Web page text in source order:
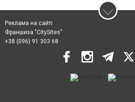
Реклама на сайті
Франшиза "CitySites"
+38 (096) 91 303 68